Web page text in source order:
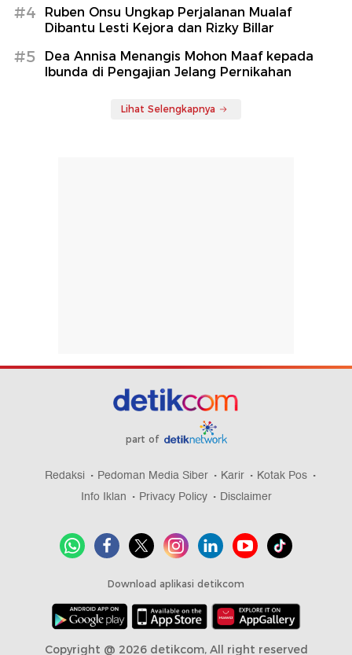
#4
Ruben Onsu Ungkap Perjalanan Mualaf
Dibantu Lesti Kejora dan Rizky Billar
#5
Dea Annisa Menangis Mohon Maaf kepada
Ibunda di Pengajian Jelang Pernikahan
Lihat Selengkapnya
part of
Redaksi Pedoman Media Siber Karir
Kotak Pos
Info Iklan
Privacy Policy Disclaimer
Download aplikasi detikcom
Copyright @ 2026 detikcom, All right reserved